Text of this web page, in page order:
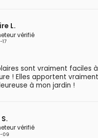
L.
vérifié
sont vraiment faciles
! Elles apportent
à mon jardin !
vérifié
09